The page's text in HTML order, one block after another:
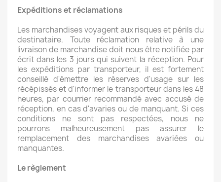
Expéditions et réclamations
Les marchandises voyagent aux risques et périls du
destinataire. Toute réclamation relative à une
livraison de marchandise doit nous être notifiée par
écrit dans les 3 jours qui suivent la réception. Pour
les expéditions par transporteur, il est fortement
conseillé d'émettre les réserves d'usage sur les
récépissés et d'informer le transporteur dans les 48
heures, par courrier recommandé avec accusé de
réception, en cas d'avaries ou de manquant. Si ces
conditions ne sont pas respectées, nous ne
pourrons malheureusement pas assurer le
remplacement des marchandises avariées ou
manquantes.
Le règlement